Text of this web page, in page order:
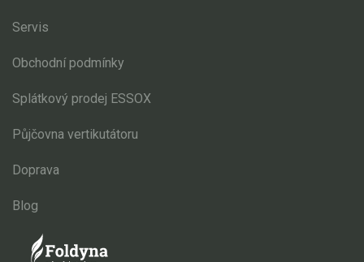
Servis
Obchodní podmínky
Splátkový prodej ESSOX
Půjčovna vertikutátoru
Doprava
Blog